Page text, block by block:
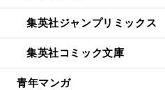
集英社ジャンプリミックス
集英社コミック文庫
青年マンガ